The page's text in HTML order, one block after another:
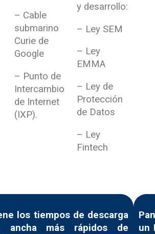
– Cable
submarino
Curie de
Google
– Punto de
Intercambio
de Internet
(IXP).
y desarrollo:
– Ley SEM
– Ley
EMMA
– Ley de
Protección
de Datos
– Ley
Fintech
los tiempos de descarga
ancha más rápidos de
un